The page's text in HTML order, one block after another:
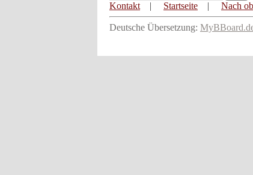
Kontakt | Startseite | Nach
Deutsche Übersetzung: